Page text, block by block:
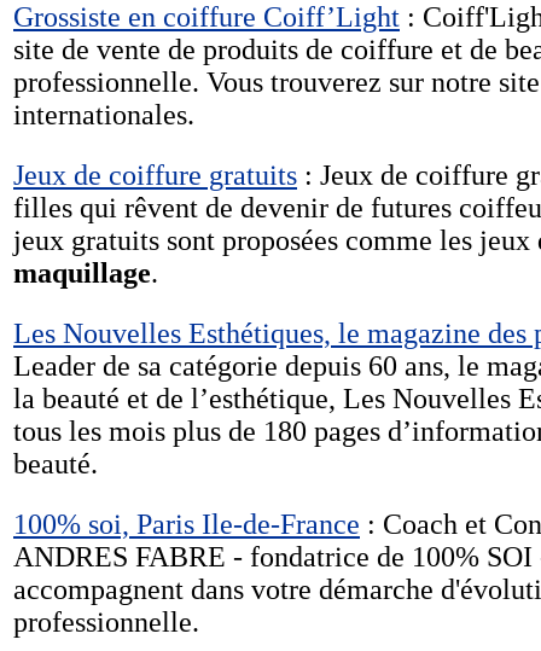
Grossiste en coiffure Coiff’Light :
site de vente de produits de coiffure et de
professionnelle. Vous trouverez sur notre
internationales.
Jeux de coiffure gratuits : Jeux de coiffure
filles qui rêvent de devenir de futures
jeux gratuits sont proposées comme les
maquillage.
Les Nouvelles Esthétiques, le magazine des
Leader de sa catégorie depuis 60 ans, le
la beauté et de l’esthétique, Les Nouvelles
tous les mois plus de 180 pages
beauté.
100% soi, Paris Ile-de-France : Coach et
ANDRES FABRE - fondatrice de 100% SOI
accompagnent dans votre démarche
professionnelle.